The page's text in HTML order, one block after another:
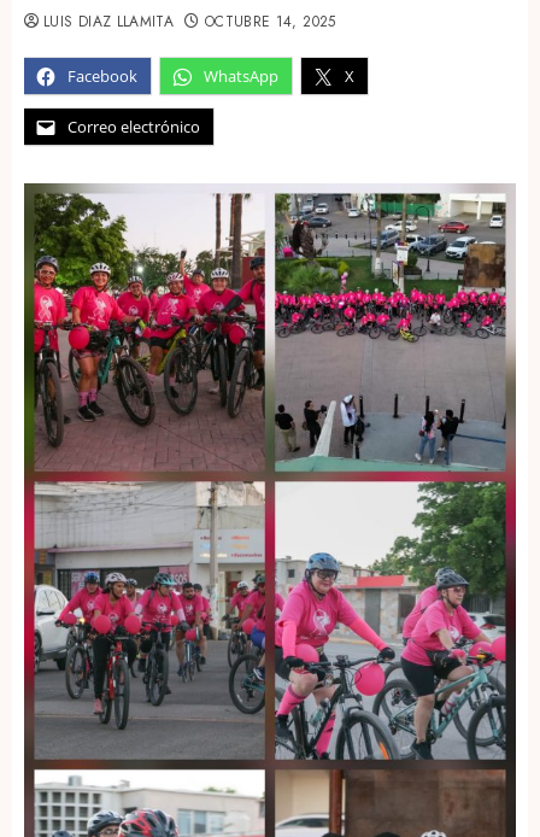
Facebook WhatsApp X
Correo electrónico
LUIS DIAZ LLAMITA OCTUBRE 14, 2025